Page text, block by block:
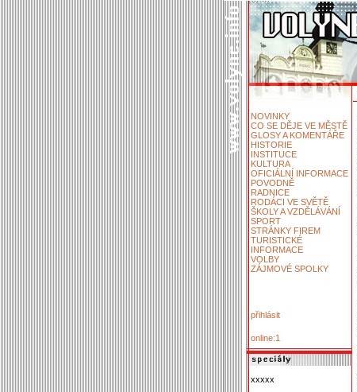
NOVINKY
CO SE DĚJE VE MĚSTĚ
GLOSY A KOMENTÁŘE
HISTORIE
INSTITUCE
KULTURA
OFICIÁLNÍ INFORMACE
POVODNĚ
RADNICE
RODÁCI VE SVĚTĚ
ŠKOLY A VZDĚLÁVÁNÍ
SPORT
STRÁNKY FIREM
TURISTICKÉ
INFORMACE
VOLBY
ZÁJMOVÉ SPOLKY
přihlásit
online:1
xxxxx